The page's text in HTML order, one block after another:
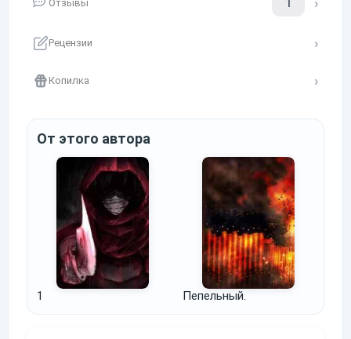
Отзывы
Рецензии
Копилка
От этого автора
1 Пепельный.